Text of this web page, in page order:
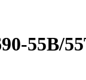
55B/